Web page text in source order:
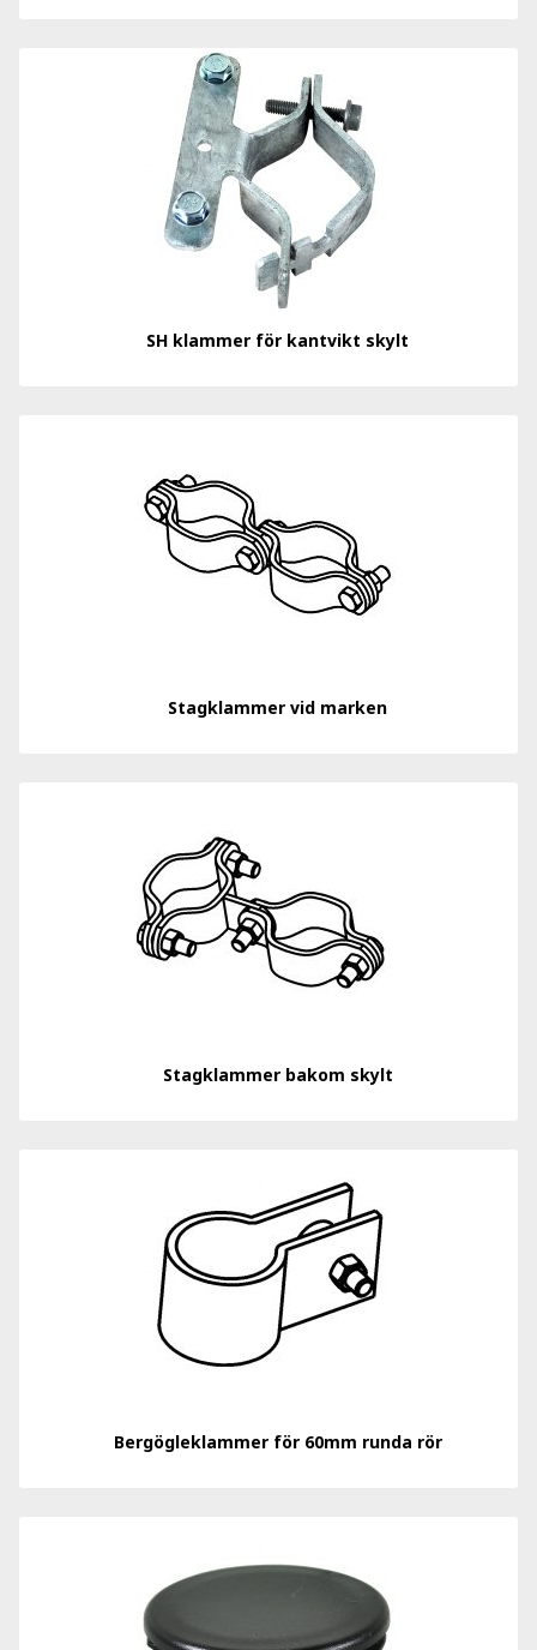
SH klammer för kantvikt skylt
Stagklammer vid marken
Stagklammer bakom skylt
Bergögleklammer för 60mm runda rör